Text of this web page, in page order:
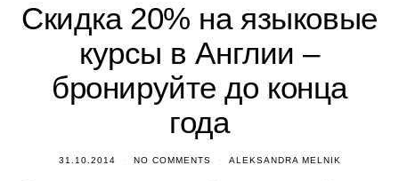
Скидка 20% на языковые
курсы в Англии –
бронируйте до конца
года
31.10.2014 NO COMMENTS ALEKSANDRA MELNIK